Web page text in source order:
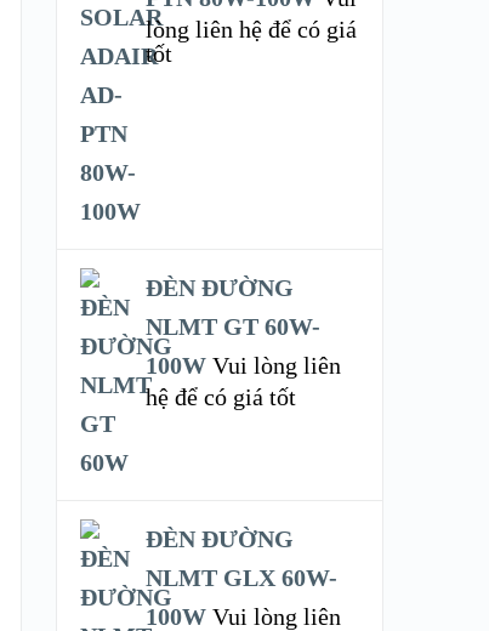
lòng liên hệ để có giá
tốt
ĐÈN ĐƯỜNG
NLMT GT 60W-
100W Vui lòng liên
hệ để có giá tốt
ĐÈN ĐƯỜNG
NLMT GLX 60W-
100W Vui lòng liên